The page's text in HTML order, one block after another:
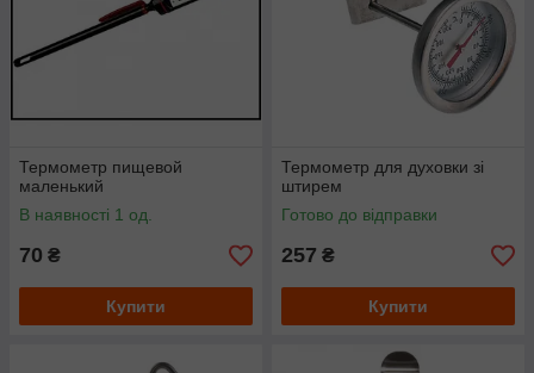
Термометр пищевой
маленький
В наявності 1 од.
70 ₴
Купити
Термометр для духовки зі
штирем
Готово до відправки
257 ₴
Купити